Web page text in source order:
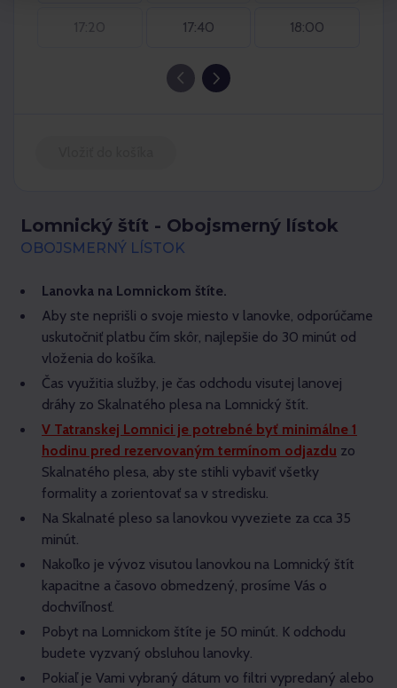
17:20 17:40 18:00
Lomnický štít - Obojsmerný lístok
OBOJSMERNÝ LÍSTOK
Lanovka na Lomnickom štíte.
Aby ste neprišli o svoje miesto v lanovke, odporúčame
uskutočniť platbu čím skôr, najlepšie do 30 minút od
vloženia do košíka.
Čas využitia služby, je čas odchodu visutej lanovej
dráhy zo Skalnatého plesa na Lomnický štít.
V Tatranskej Lomnici je potrebné byť minimálne 1
hodinu pred rezervovaným termínom odjazdu zo
Skalnatého plesa, aby ste stihli vybaviť všetky
formality a zorientovať sa v stredisku.
Na Skalnaté pleso sa lanovkou vyveziete za cca 35
minút.
Nakoľko je vývoz visutou lanovkou na Lomnický štít
kapacitne a časovo obmedzený, prosíme Vás o
dochvíľnosť.
Pobyt na Lomnickom štíte je 50 minút. K odchodu
budete vyzvaný obsluhou lanovky.
Pokiaľ je Vami vybraný dátum vo filtri vypredaný alebo